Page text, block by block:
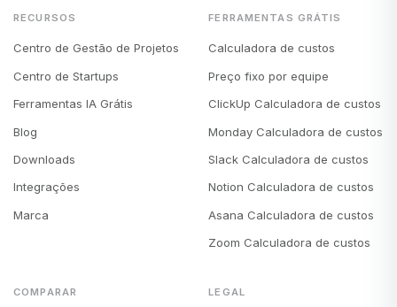
RECURSOS
Centro de Gestão de Projetos
Centro de Startups
Ferramentas IA Grátis
Blog
Downloads
Integrações
Marca
FERRAMENTAS GRÁTIS
Calculadora de custos
Preço fixo por equipe
ClickUp Calculadora de custos
Monday Calculadora de custos
Slack Calculadora de custos
Notion Calculadora de custos
Asana Calculadora de custos
Zoom Calculadora de custos
COMPARAR LEGAL